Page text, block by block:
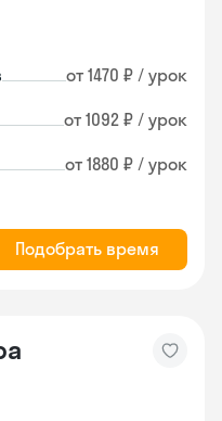
от 1470 ₽ / урок
от 1092 ₽ / урок
от 1880 ₽ / урок
Подобрать время